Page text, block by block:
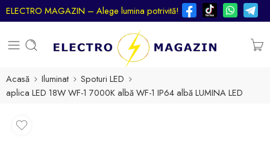
ELECTRO MAGAZIN – Alege lumina potrivită!
Acasă Iluminat
Spoturi LED
aplica LED 18W WF-1 7000K albă WF-1 IP64 albă LUMINA LED